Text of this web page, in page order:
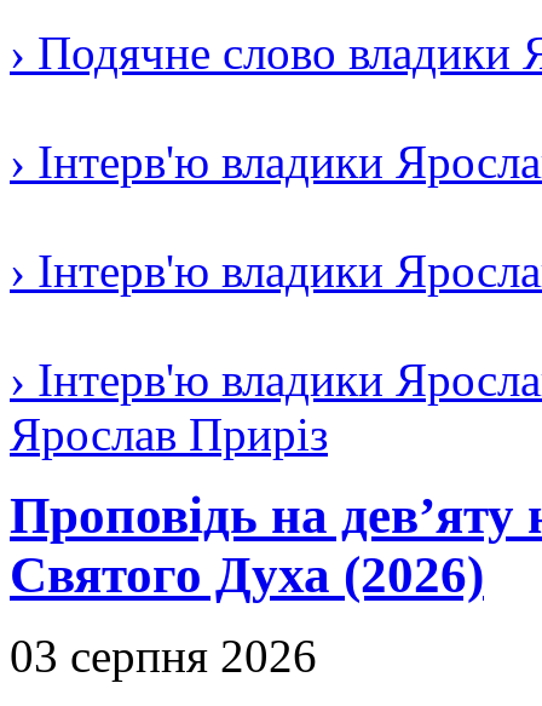
› Подячне слово владики
› Інтерв'ю владики
› Інтерв'ю владики
› Інтерв'ю владики
Ярослав Приріз
Проповідь на дев’яту
Святого Духа (2026)
03 серпня 2026